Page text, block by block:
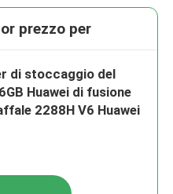
prezzo per
di stoccaggio del
Huawei di fusione
2288H V6 Huawei